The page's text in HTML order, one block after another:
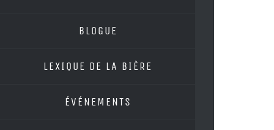
BLOGUE
LEXIQUE DE LA BIÈRE
ÉVÉNEMENTS